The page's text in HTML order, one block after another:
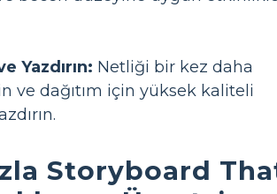
Yazdırın: Netliği bir kez daha
ve dağıtım için yüksek kaliteli
Storyboard